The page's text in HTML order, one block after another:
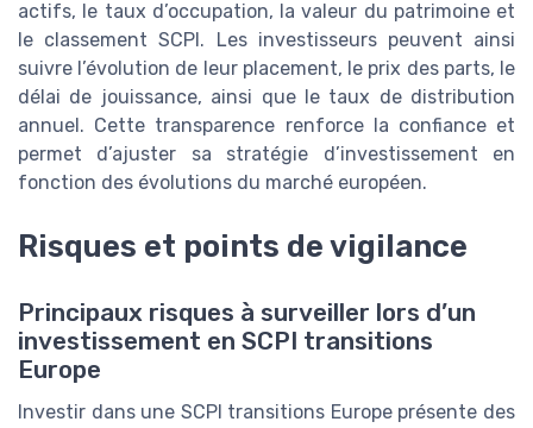
actifs, le taux d’occupation, la valeur du patrimoine et
le classement SCPI. Les investisseurs peuvent ainsi
suivre l’évolution de leur placement, le prix des parts, le
délai de jouissance, ainsi que le taux de distribution
annuel. Cette transparence renforce la confiance et
permet d’ajuster sa stratégie d’investissement en
fonction des évolutions du marché européen.
Risques et points de vigilance
Principaux risques à surveiller lors d’un
investissement en SCPI transitions
Europe
Investir dans une SCPI transitions Europe présente des